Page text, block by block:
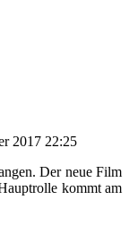
2017 22:25
Der neue Film
kommt am